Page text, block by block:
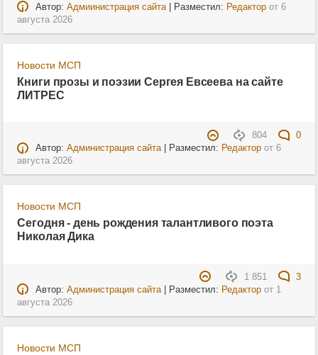
Автор: Адмиинистрация сайта| Разместил: Редакторот 6
августа 2026
Новости МСП
Книги прозы и поэзии Сергея Евсеева на сайте
ЛИТРЕС
804
0
Автор: Администрация сайта| Разместил: Редакторот 6
августа 2026
Новости МСП
Сегодня - день рождения талантливого поэта
Николая Дика
1 851
3
Автор: Администрация сайта| Разместил: Редакторот 1
августа 2026
Новости МСП